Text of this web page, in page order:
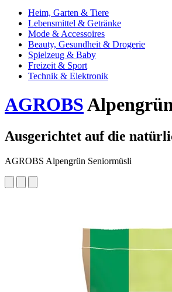
Heim, Garten & Tiere
Lebensmittel & Getränke
Mode & Accessoires
Beauty, Gesundheit & Drogerie
Spielzeug & Baby
Freizeit & Sport
Technik & Elektronik
AGROBS
Ausgerichtet auf die
AGROBS Alpengrün Seniormüsli